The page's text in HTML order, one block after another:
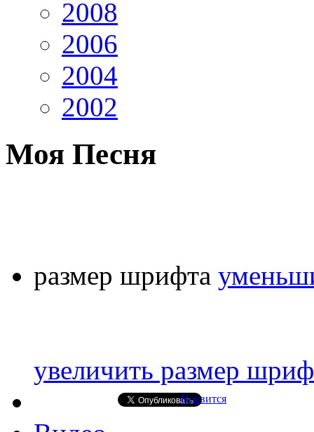
2008
2006
2004
2002
Моя Песня
размер шрифта
увеличить размер
Нравится